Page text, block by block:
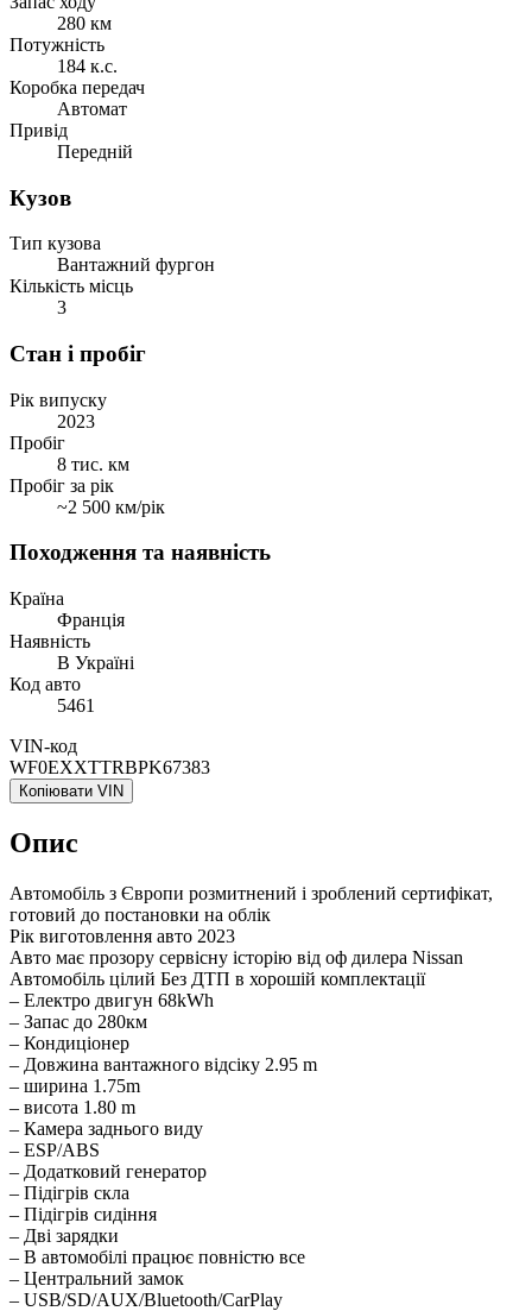
280 км
Потужність
184 к.с.
Коробка передач
Автомат
Привід
Передній
Кузов
Тип кузова
Вантажний фургон
Кількість місць
3
Стан і пробіг
Рік випуску
2023
Пробіг
8 тис. км
Пробіг за рік
~2 500 км/рік
Походження та наявність
Країна
Франція
Наявність
В Україні
Код авто
5461
VIN-код
WF0EXXTTRBPK67383
Копіювати VIN
Опис
Автомобіль з Європи розмитнений і зроблений сертифікат,
готовий до постановки на облік
Рік виготовлення авто 2023
Авто має прозору сервісну історію від оф дилера Nissan
Aвтомобіль цілий Без ДТП в хорошій комплектації
– Електро двигун 68kWh
– Запас до 280км
– Кондиціонер
– Довжина вантажного відсіку 2.95 m
– ширина 1.75m
– висота 1.80 m
– Камера заднього виду
– ESP/ABS
– Додатковий генератор
– Підігрів скла
– Підігрів сидіння
– Дві зарядки
– В автомобілі працює повністю все
– Центральний замок
– USB/SD/AUX/Bluetooth/CarPlay